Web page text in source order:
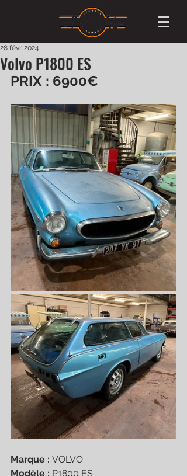
Volvo P1800 ES
28 févr. 2024
PRIX : 6900€
Marque : VOLVO
Modèle : P1800 ES